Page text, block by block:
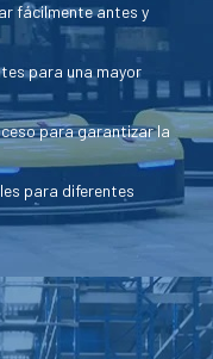
fácilmente antes y
para una mayor
para garantizar la
para diferentes